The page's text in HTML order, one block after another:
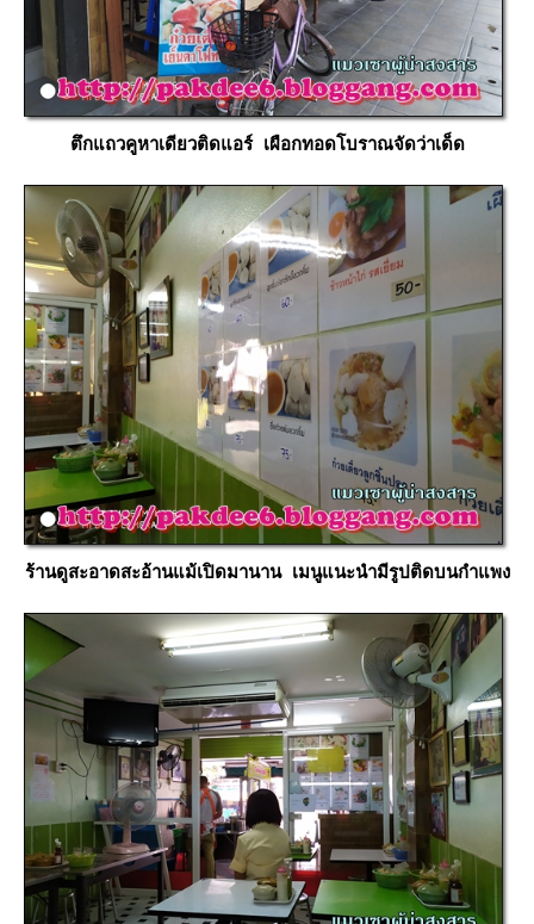
ตึกแถวคูหาเดียวติดแอร์ เผือกทอดโบราณจัดว่าเด็ด
ร้านดูสะอาดสะอ้านแม้เปิดมานาน เมนูแนะนำมีรูปติดบนกำแพง